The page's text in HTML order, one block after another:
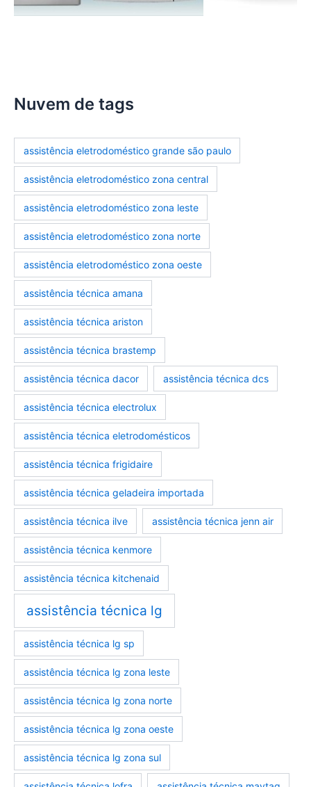
manutencao-eletrodomesticos
eletrodomesticos
marcas-eletrodomestico
Nuvem de tags
assistência eletrodoméstico grande são paulo
assistência eletrodoméstico zona central
assistência eletrodoméstico zona leste
assistência eletrodoméstico zona norte
assistência eletrodoméstico zona oeste
assistência técnica amana
assistência técnica ariston
assistência técnica brastemp
assistência técnica dacor assistência técnica dcs
assistência técnica electrolux
assistência técnica eletrodomésticos
assistência técnica frigidaire
assistência técnica geladeira importada
assistência técnica ilve assistência técnica jenn air
assistência técnica kenmore
assistência técnica kitchenaid
assistência técnica lg
assistência técnica lg sp
assistência técnica lg zona leste
assistência técnica lg zona norte
assistência técnica lg zona oeste
assistência técnica lg zona sul